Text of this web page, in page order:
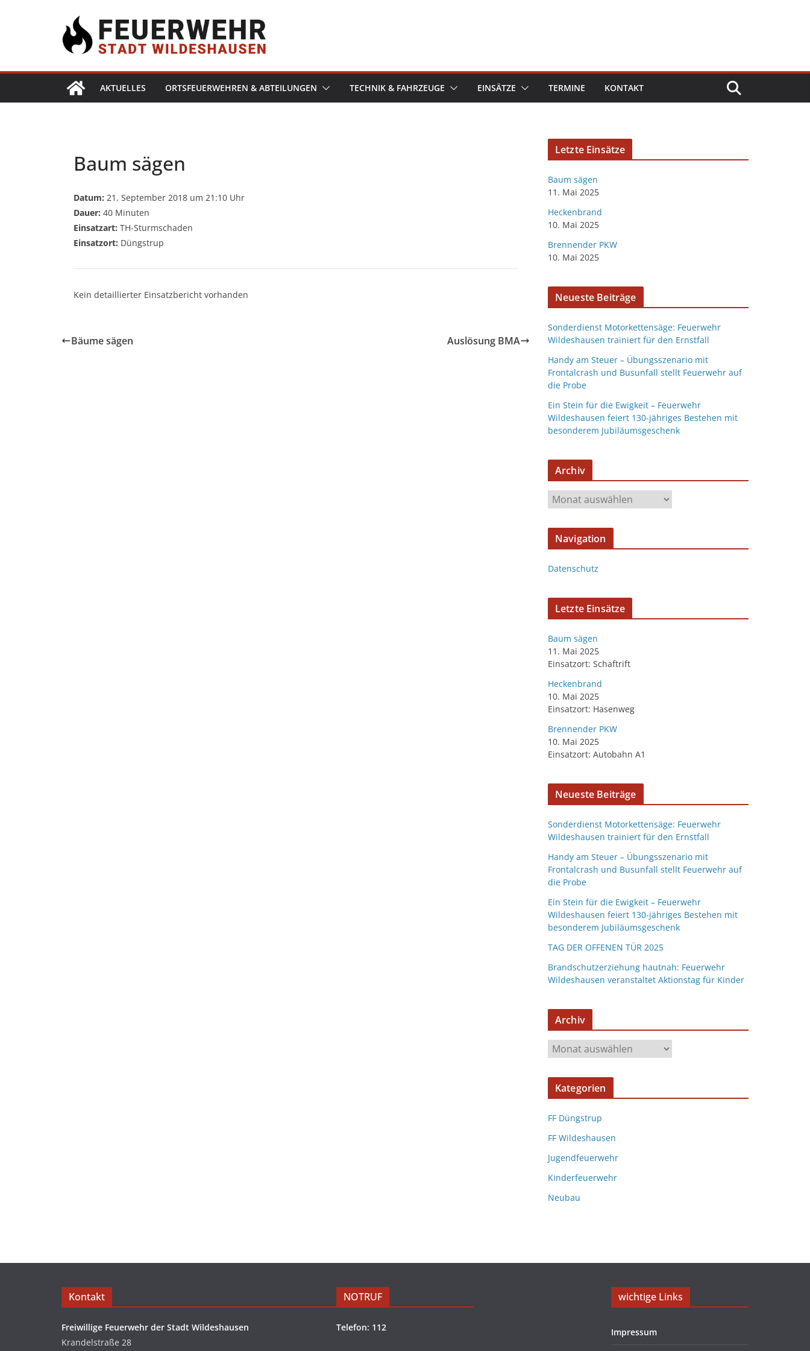
AKTUELLES ORTSFEUERWEHREN & ABTEILUNGEN TECHNIK & FAHRZEUGE EINSÄTZE TERMINE KONTAKT
Baum sägen
Datum: 21. September 2018 um 21:10 Uhr
Dauer: 40 Minuten
Einsatzart: TH-Sturmschaden
Einsatzort: Düngstrup
Kein detaillierter Einsatzbericht vorhanden
Bäume sägen Auslösung BMA
Letzte Einsätze
Baum sägen
11. Mai 2025
Heckenbrand
10. Mai 2025
Brennender PKW
10. Mai 2025
Neueste Beiträge
Sonderdienst Motorkettensäge: Feuerwehr
Wildeshausen trainiert für den Ernstfall
Handy am Steuer – Übungsszenario mit
Frontalcrash und Busunfall stellt Feuerwehr auf
die Probe
Ein Stein für die Ewigkeit – Feuerwehr
Wildeshausen feiert 130-jähriges Bestehen mit
besonderem Jubiläumsgeschenk
Archiv
Navigation
Datenschutz
Letzte Einsätze
Baum sägen
11. Mai 2025
Einsatzort: Schaftrift
Heckenbrand
10. Mai 2025
Einsatzort: Hasenweg
Brennender PKW
10. Mai 2025
Einsatzort: Autobahn A1
Neueste Beiträge
Sonderdienst Motorkettensäge: Feuerwehr
Wildeshausen trainiert für den Ernstfall
Handy am Steuer – Übungsszenario mit
Frontalcrash und Busunfall stellt Feuerwehr auf
die Probe
Ein Stein für die Ewigkeit – Feuerwehr
Wildeshausen feiert 130-jähriges Bestehen mit
besonderem Jubiläumsgeschenk
TAG DER OFFENEN TÜR 2025
Brandschutzerziehung hautnah: Feuerwehr
Wildeshausen veranstaltet Aktionstag für Kinder
Archiv
Kategorien
FF Düngstrup
FF Wildeshausen
Jugendfeuerwehr
Kinderfeuerwehr
Neubau
Kontakt
Freiwillige Feuerwehr der Stadt Wildeshausen
Krandelstraße 28
NOTRUF
Telefon: 112
wichtige Links
Impressum